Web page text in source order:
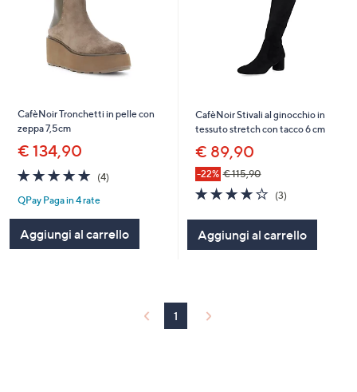
CafèNoir Tronchetti in pelle con
zeppa 7,5cm
€ 134,90
5.0
of
5
(4)4
QPay Paga in 4 rate
Aggiungi al carrello
CafèNoir Stivali al ginocchio in
tessuto stretch con tacco 6 cm
€ 89,90
-22% € 115,90
4.0
of
5
Stars
(3)3
Aggiungi al carrello
1